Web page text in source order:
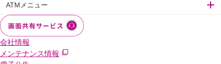
ATMメニュー
会社情報
メンテナンス情報